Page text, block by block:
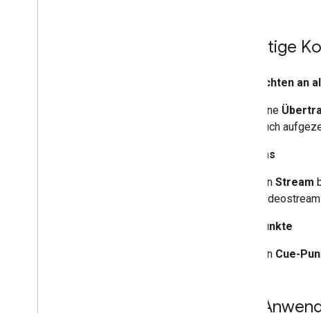
Wichtige
Nachrichten an
Eine
auch
Streams
Ein Stream
Cue-Punkte
Ein Cue-
API-